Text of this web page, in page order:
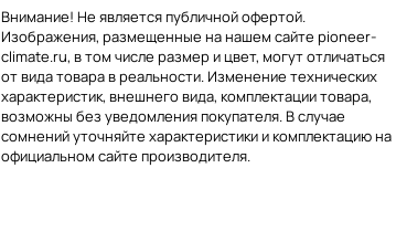
Внимание! Не является публичной офертой.
Изображения, размещенные на нашем сайте pioneer-
climate.ru, в том числе размер и цвет, могут отличаться
от вида товара в реальности. Изменение технических
характеристик, внешнего вида, комплектации товара,
возможны без уведомления покупателя. В случае
сомнений уточняйте характеристики и комплектацию на
официальном сайте производителя.